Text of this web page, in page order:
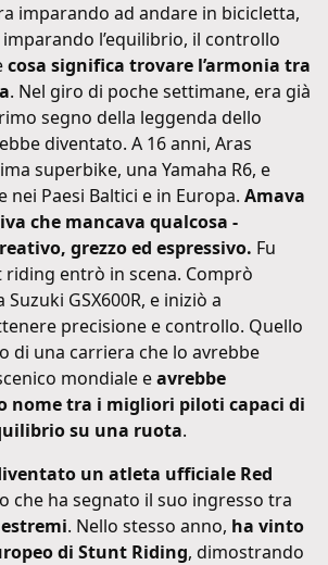
imparando ad andare in bicicletta,
l’equilibrio, il controllo
cosa significa trovare l’armonia tra
. Nel giro di poche settimane, era già
segno della leggenda dello
diventato. A 16 anni, Aras
superbike, una Yamaha R6, e
nei Paesi Baltici e in Europa. Amava
che mancava qualcosa -
grezzo ed espressivo. Fu
entrò in scena. Comprò
GSX600R, e iniziò a
precisione e controllo. Quello
di una carriera che lo avrebbe
mondiale eavrebbe
nome tra i migliori piloti capaci di
su una ruota.
un atleta ufficiale Red
che ha segnato il suo ingresso tra
. Nello stesso anno, ha vinto
di Stunt Riding, dimostrando